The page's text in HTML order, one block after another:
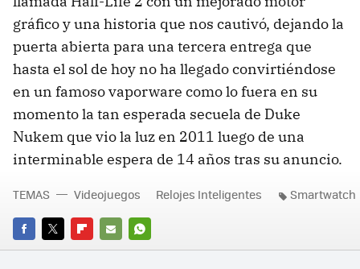
gráfico y una historia que nos cautivó, dejando la
puerta abierta para una tercera entrega que
hasta el sol de hoy no ha llegado convirtiéndose
en un famoso vaporware como lo fuera en su
momento la tan esperada secuela de Duke
Nukem que vio la luz en 2011 luego de una
interminable espera de 14 años tras su anuncio.
FACEBOOK
TWITTERFLIPBOARD
E-
WHATSAPP
TEMAS Videojuegos Relojes Inteligentes Smartwatch